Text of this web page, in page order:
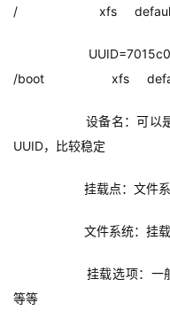
/                       xfs
/boot                   xfs
设备名：可以
UUID，比较稳定
挂载点：文件
文件系统：挂
挂载选项：一
等等